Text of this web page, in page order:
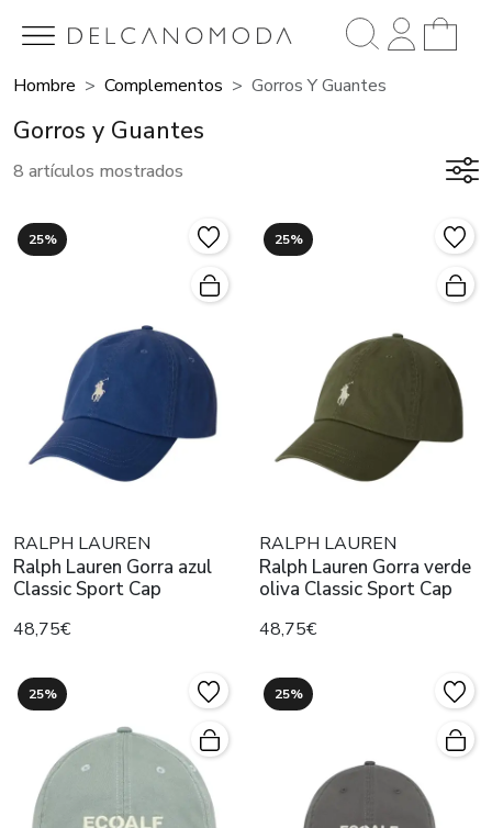
Hombre Complementos Gorros Y Guantes
Gorros y Guantes
8 artículos mostrados
25%
RALPH LAUREN
Ralph Lauren Gorra azul
Classic Sport Cap
48,75€
25%
RALPH LAUREN
Ralph Lauren Gorra verde
oliva Classic Sport Cap
48,75€
25% 25%